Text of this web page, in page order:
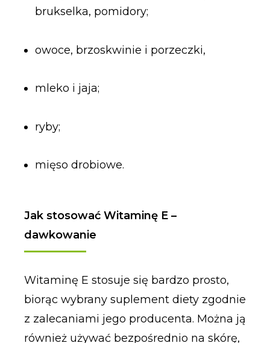
brukselka, pomidory;
owoce, brzoskwinie i porzeczki,
mleko i jaja;
ryby;
mięso drobiowe.
Jak stosować Witaminę E –
dawkowanie
Witaminę E stosuje się bardzo prosto,
biorąc wybrany suplement diety zgodnie
z zalecaniami jego producenta. Można ją
również używać bezpośrednio na skórę,